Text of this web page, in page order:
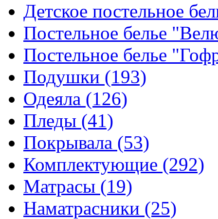
Детское постельное
Постельное белье
Постельное белье
Подушки (193)
Одеяла (126)
Пледы (41)
Покрывала (53)
Комплектующие (292)
Матрасы (19)
Наматрасники (25)